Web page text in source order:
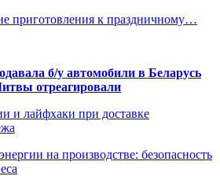
приготовления к праздничному…
б/у автомобили в Беларусь
отреагировали
и лайфхаки при доставке
на производстве: безопасность